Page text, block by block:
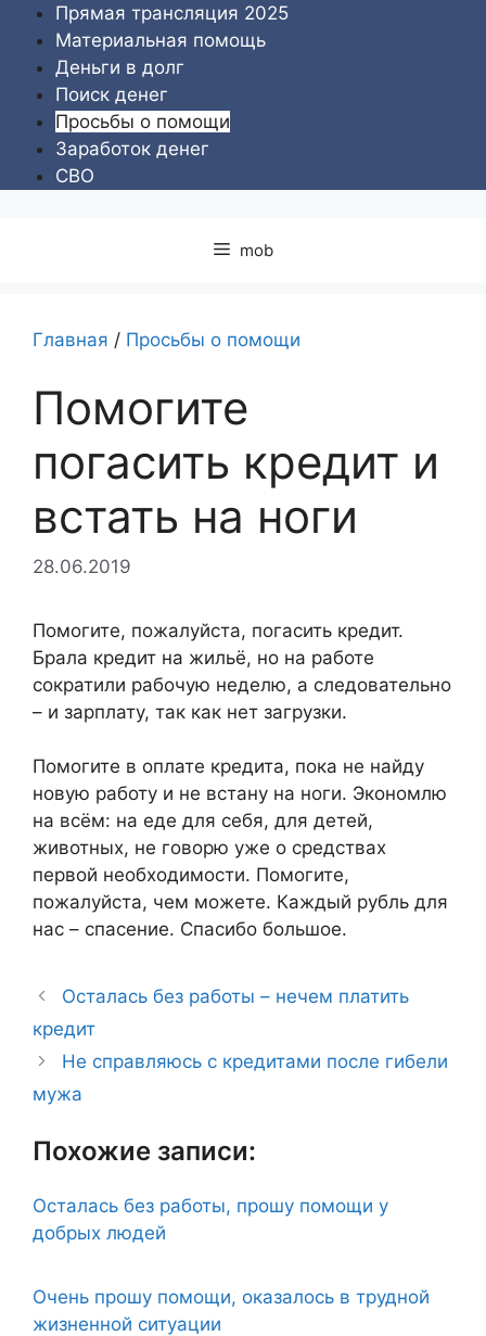
Перейти
содержимому
Прямая трансляция 2025
Материальная помощь
Деньги в долг
Поиск денег
Просьбы о помощи
Заработок денег
СВО
mob
Главная / Просьбы о помощи
Помогите
погасить кредит и
встать на ноги
28.06.2019
Помогите, пожалуйста, погасить кредит.
Брала кредит на жильё, но на работе
сократили рабочую неделю, а следовательно
– и зарплату, так как нет загрузки.
Помогите в оплате кредита, пока не найду
новую работу и не встану на ноги. Экономлю
на всём: на еде для себя, для детей,
животных, не говорю уже о средствах
первой необходимости. Помогите,
пожалуйста, чем можете. Каждый рубль для
нас – спасение. Спасибо большое.
Осталась без работы – нечем платить
кредит
Не справляюсь с кредитами после гибели
мужа
Похожие записи:
Осталась без работы, прошу помощи у
добрых людей
Очень прошу помощи, оказалось в трудной
жизненной ситуации